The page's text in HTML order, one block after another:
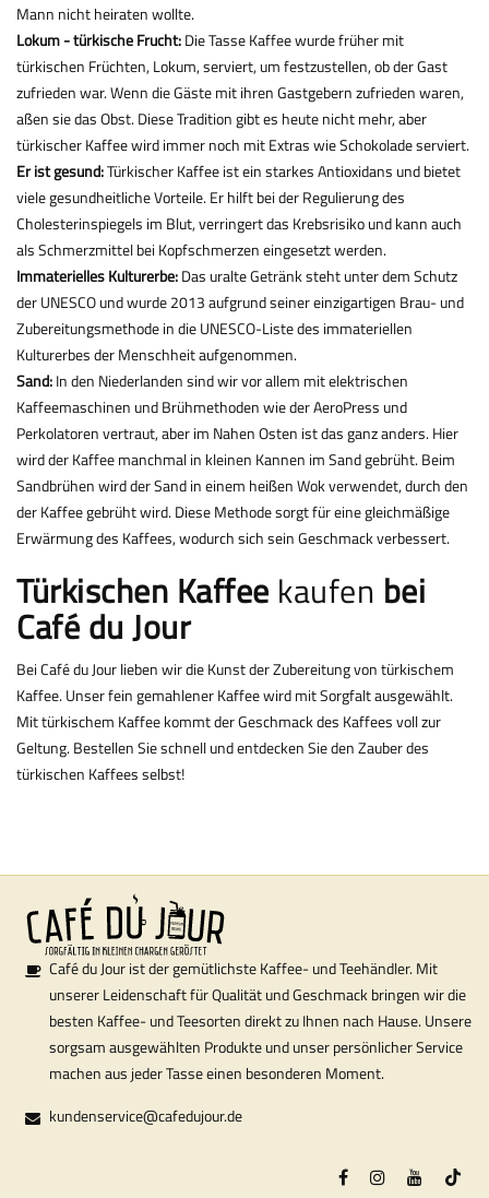
Mann nicht heiraten wollte.
Lokum - türkische Frucht:Die Tasse Kaffee wurde früher mit
türkischen Früchten, Lokum, serviert, um festzustellen, ob der Gast
zufrieden war. Wenn die Gäste mit ihren Gastgebern zufrieden waren,
aßen sie das Obst. Diese Tradition gibt es heute nicht mehr, aber
türkischer Kaffee wird immer noch mit Extras wie Schokolade serviert.
Er ist gesund:Türkischer Kaffee ist ein starkes Antioxidans und bietet
viele gesundheitliche Vorteile. Er hilft bei der Regulierung des
Cholesterinspiegels im Blut, verringert das Krebsrisiko und kann auch
als Schmerzmittel bei Kopfschmerzen eingesetzt werden.
Immaterielles Kulturerbe:Das uralte Getränk steht unter dem Schutz
der UNESCO und wurde 2013 aufgrund seiner einzigartigen Brau- und
Zubereitungsmethode in die UNESCO-Liste des immateriellen
Kulturerbes der Menschheit aufgenommen.
Sand:In den Niederlanden sind wir vor allem mit elektrischen
Kaffeemaschinen und Brühmethoden wie der AeroPress und
Perkolatoren vertraut, aber im Nahen Osten ist das ganz anders. Hier
wird der Kaffee manchmal in kleinen Kannen im Sand gebrüht. Beim
Sandbrühen wird der Sand in einem heißen Wok verwendet, durch den
der Kaffee gebrüht wird. Diese Methode sorgt für eine gleichmäßige
Erwärmung des Kaffees, wodurch sich sein Geschmack verbessert.
Türkischen Kaffee kaufen bei
Café du Jour
Bei Café du Jour lieben wir die Kunst der Zubereitung von türkischem
Kaffee. Unserfein gemahlenerKaffee wird mit Sorgfalt ausgewählt.
Mit türkischem Kaffee kommt der Geschmack des Kaffees voll zur
Geltung. Bestellen Sie schnell und entdecken Sie den Zauber des
türkischen Kaffees selbst!
Café du Jour ist der gemütlichste Kaffee- und Teehändler. Mit
unserer Leidenschaft für Qualität und Geschmack bringen wir die
besten Kaffee- und Teesorten direkt zu Ihnen nach Hause. Unsere
sorgsam ausgewählten Produkte und unser persönlicher Service
machen aus jeder Tasse einen besonderen Moment.
kundenservice@cafedujour.de